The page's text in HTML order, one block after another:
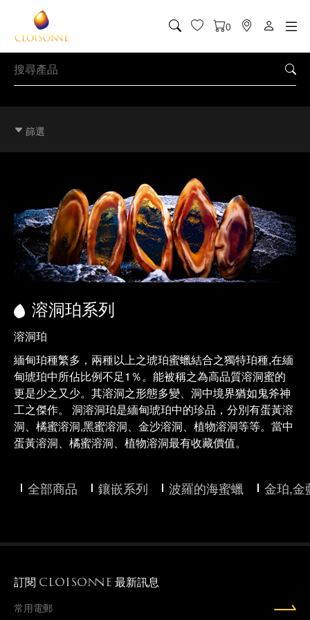
0
篩選
溶洞珀系列
溶洞珀
緬甸珀種繁多，兩種以上之琥珀蜜蠟結合之獨特珀種,在緬
甸琥珀中所佔比例不足1％。能被稱之為高品質溶洞蜜的
更是少之又少。其溶洞之形態多變、洞中境界猶如鬼斧神
工之傑作。 洞溶洞珀是緬甸琥珀中的珍品，分別有蛋黃溶
洞、橘蜜溶洞,黑蜜溶洞、金沙溶洞、植物溶洞等等。當中
蛋黃溶洞、橘蜜溶洞、植物溶洞最有收藏價值。
全部商品 鑲嵌系列 波羅的海蜜蠟 金珀,金
訂閱 CLOISONNE 最新訊息